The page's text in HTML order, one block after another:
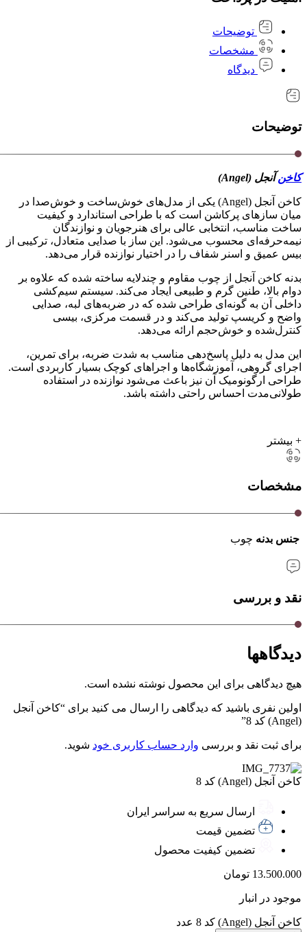
توضیحات
مشخصات
دیدگاه
توضیحات
کاخنآنجل (Angel)
کاخن آنجل (Angel) یکی از مدل‌های خوش‌ساخت و خوش‌صدا در
میان سازهای پرکاشن است که با طراحی استاندارد و کیفیت
ساخت مناسب، انتخابی عالی برای هنرجویان و نوازندگان
نیمه‌حرفه‌ای محسوب می‌شود. این ساز با صدایی متعادل، ترکیبی از
بیس عمیق و اسنر شفاف را در اختیار نوازنده قرار می‌دهد.
بدنه کاخن آنجل از چوب مقاوم و چندلایه ساخته شده که علاوه بر
دوام بالا، طنین گرم و طبیعی ایجاد می‌کند. سیستم سیم‌کشی
داخلی آن به گونه‌ای طراحی شده که در ضربه‌های لبه، صدایی
واضح و کریسپ تولید می‌کند و در قسمت مرکزی، بیسی
کنترل‌شده و خوش‌حجم ارائه می‌دهد.
این مدل به دلیل پاسخ‌دهی مناسب به شدت ضربه، برای تمرین،
اجرای گروهی، آموزشگاه‌ها و اجراهای کوچک بسیار کاربردی است.
طراحی ارگونومیک آن نیز باعث می‌شود نوازنده در استفاده
طولانی‌مدت احساس راحتی داشته باشد.
+ بیشتر
مشخصات
جنس بدنه چوب
نقد و بررسی
دیدگاهها
هیچ دیدگاهی برای این محصول نوشته نشده است.
اولین نفری باشید که دیدگاهی را ارسال می کنید برای “کاخن آنجل
(Angel) کد 8”
برای ثبت نقد و بررسی وارد حساب کاربری خود شوید.
کاخن آنجل (Angel) کد 8
ارسال سریع به سراسر ایران
تضمین قیمت
تضمین کیفیت محصول
13.500.000 تومان
موجود در انبار
کاخن آنجل (Angel) کد 8 عدد